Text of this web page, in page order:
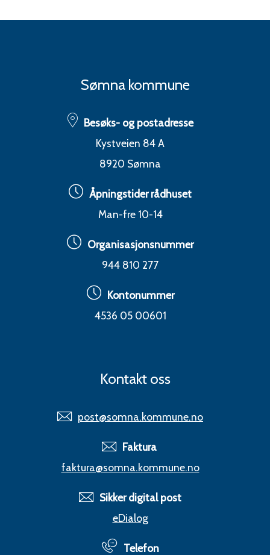
Sømna kommune
Besøks- og postadresse
Kystveien 84 A
8920 Sømna
Åpningstider rådhuset
Man-fre 10-14
Organisasjonsnummer
944 810 277
Kontonummer
4536 05 00601
Kontakt oss
post@somna.kommune.no
Faktura
faktura@somna.kommune.no
Sikker digital post
eDialog
Telefon